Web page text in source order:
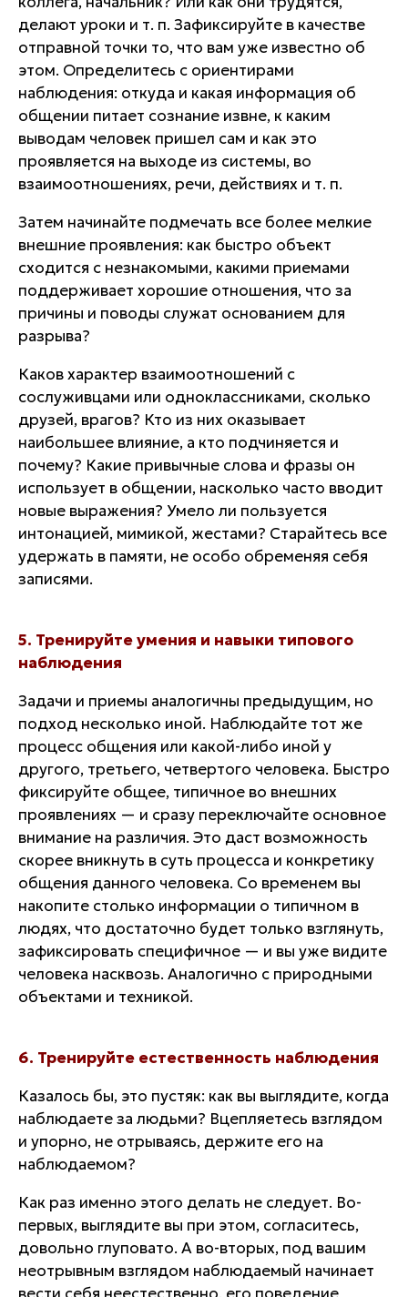
делают уроки и т. п. Зафиксируйте в качестве
отправной точки то, что вам уже известно об
этом. Определитесь с ориентирами
наблюдения: откуда и какая информация об
общении питает сознание извне, к каким
выводам человек пришел сам и как это
проявляется на выходе из системы, во
взаимоотношениях, речи, действиях и т. п.
Затем начинайте подмечать все более мелкие
внешние проявления: как быстро объект
сходится с незнакомыми, какими приемами
поддерживает хорошие отношения, что за
причины и поводы служат основанием для
разрыва?
Каков характер взаимоотношений с
сослуживцами или одноклассниками, сколько
друзей, врагов? Кто из них оказывает
наибольшее влияние, а кто подчиняется и
почему? Какие привычные слова и фразы он
использует в общении, насколько часто вводит
новые выражения? Умело ли пользуется
интонацией, мимикой, жестами? Старайтесь все
удержать в памяти, не особо обременяя себя
записями.
5. Тренируйте умения и навыки типового
наблюдения
Задачи и приемы аналогичны предыдущим, но
подход несколько иной. Наблюдайте тот же
процесс общения или какой-либо иной у
другого, третьего, четвертого человека. Быстро
фиксируйте общее, типичное во внешних
проявлениях — и сразу переключайте основное
внимание на различия. Это даст возможность
скорее вникнуть в суть процесса и конкретику
общения данного человека. Со временем вы
накопите столько информации о типичном в
людях, что достаточно будет только взглянуть,
зафиксировать специфичное — и вы уже видите
человека насквозь. Аналогично с природными
объектами и техникой.
6. Тренируйте естественность наблюдения
Казалось бы, это пустяк: как вы выглядите, когда
наблюдаете за людьми? Вцепляетесь взглядом
и упорно, не отрываясь, держите его на
наблюдаемом?
Как раз именно этого делать не следует. Во-
первых, выглядите вы при этом, согласитесь,
довольно глуповато. А во-вторых, под вашим
неотрывным взглядом наблюдаемый начинает